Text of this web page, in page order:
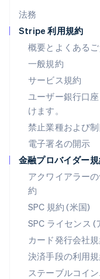
法務
Stripe 利用規約
概要とよくある
一般規約
サービス規約
ユーザー銀行口
けます。
禁止業種および
電子署名の開示
金融プロバイダー
アクワイアラー
約
SPC 規約 (米国)
SPC ライセンス (
カード発行会社
決済手段の利用
ステーブルコイ
DeutschEnglish
ニュージーラン
English
ノルウェー
English
ハンガリー
フィンランド
EnglishSvenska
ブラジル
フランス
Français English
ブルガリア
ベルギー
Nederlands
ポーランド
English
ポルトガル
Português English